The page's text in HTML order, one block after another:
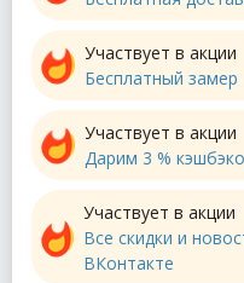
Участвует в акции
Бесплатный замер
Участвует в акции
Дарим 3 %
Участвует в акции
Все скидки и
ВКонтакте